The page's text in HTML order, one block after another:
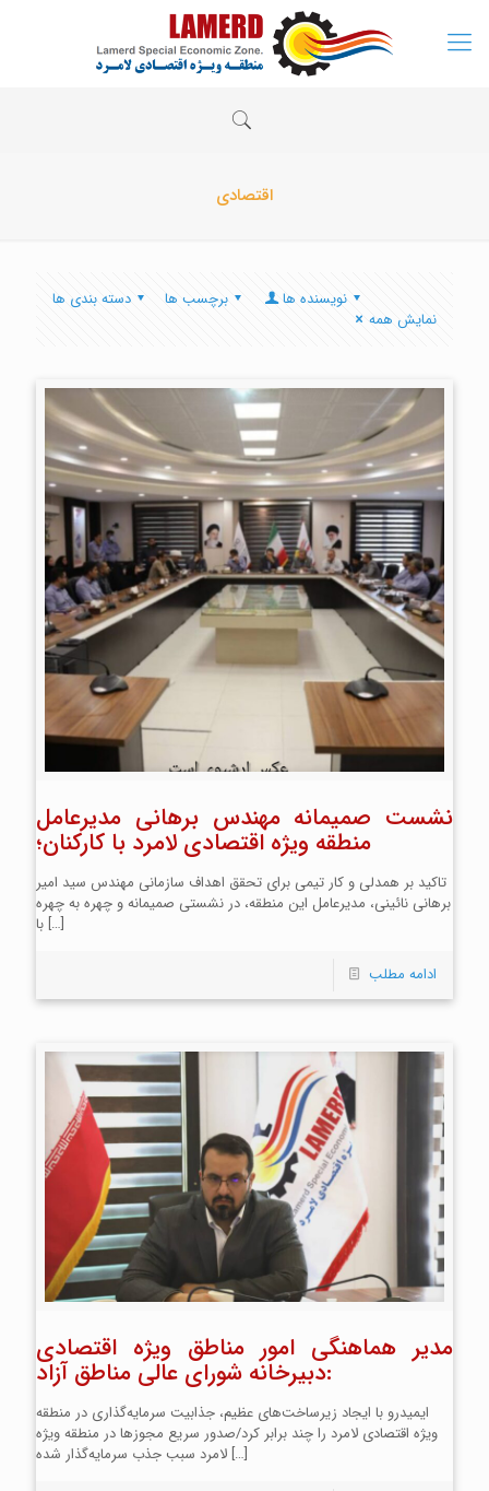
اقتصادی
دسته بندی ها برچسب ها
نویسنده ها
نمایش همه
نشست صمیمانه مهندس برهانی مدیرعامل
منطقه ویژه اقتصادی لامرد با کارکنان؛
تاکید بر همدلی و کار تیمی برای تحقق اهداف سازمانی مهندس سید امیر
برهانی نائینی، مدیرعامل این منطقه، در نشستی صمیمانه و چهره به چهره
با […]
ادامه مطلب
مدیر هماهنگی امور مناطق ویژه اقتصادی
دبیرخانه شورای عالی مناطق آزاد:
ایمیدرو با ایجاد زیرساخت‌های عظیم، جذابیت سرمایه‌گذاری در منطقه
ویژه اقتصادی لامرد را چند برابر کرد/صدور سریع مجوزها در منطقه ویژه
لامرد سبب جذب سرمایه‌گذار شده […]